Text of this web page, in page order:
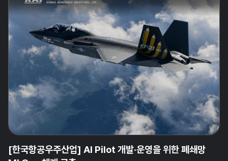
[한국항공우주산업] AI Pilot 개발·운영을 위한 폐쇄망